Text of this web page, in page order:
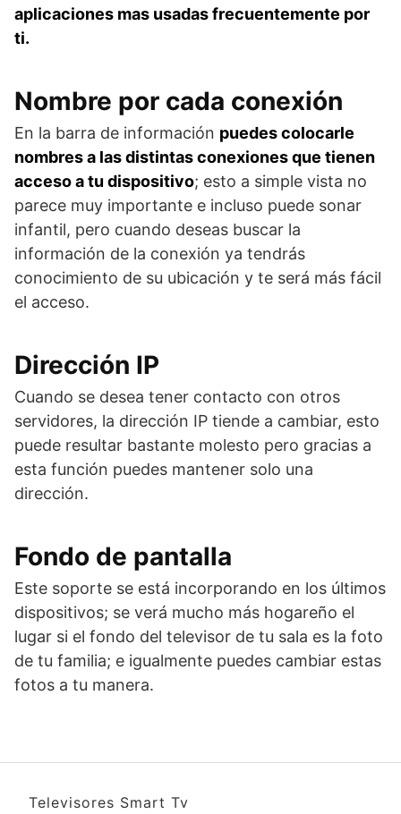
aplicaciones mas usadas frecuentemente por
ti.
Nombre por cada conexión
En la barra de información puedes colocarle
nombres a las distintas conexiones que tienen
acceso a tu dispositivo; esto a simple vista no
parece muy importante e incluso puede sonar
infantil, pero cuando deseas buscar la
información de la conexión ya tendrás
conocimiento de su ubicación y te será más fácil
el acceso.
Dirección IP
Cuando se desea tener contacto con otros
servidores, la dirección IP tiende a cambiar, esto
puede resultar bastante molesto pero gracias a
esta función puedes mantener solo una
dirección.
Fondo de pantalla
Este soporte se está incorporando en los últimos
dispositivos; se verá mucho más hogareño el
lugar si el fondo del televisor de tu sala es la foto
de tu familia; e igualmente puedes cambiar estas
fotos a tu manera.
Televisores Smart Tv